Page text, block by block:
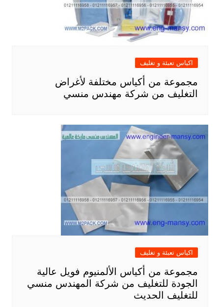
اكياس تعبئة و تغليف
مجموعة من أكياس مختلفة لأغراض
التغليف من شركة مهندس منسي
اكياس تعبئة و تغليف
مجموعة من أكياس الألمنيوم فويل عالية
الجودة للتغليف من شركة المهندس منسي
للتغليف الحديث